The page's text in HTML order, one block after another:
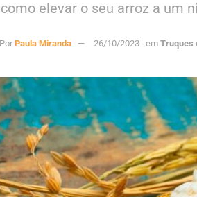
elevar o seu arroz a um
Por Paula Miranda 26/10/2023 em Truques